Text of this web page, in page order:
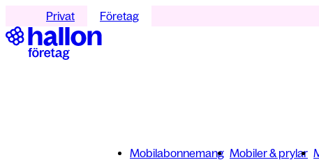
Privat Företag
Mobilabonnemang Mobiler & prylar